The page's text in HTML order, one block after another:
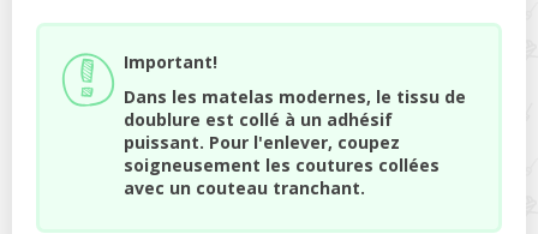
Important!
Dans les matelas modernes, le tissu de
doublure est collé à un adhésif
puissant. Pour l'enlever, coupez
soigneusement les coutures collées
avec un couteau tranchant.